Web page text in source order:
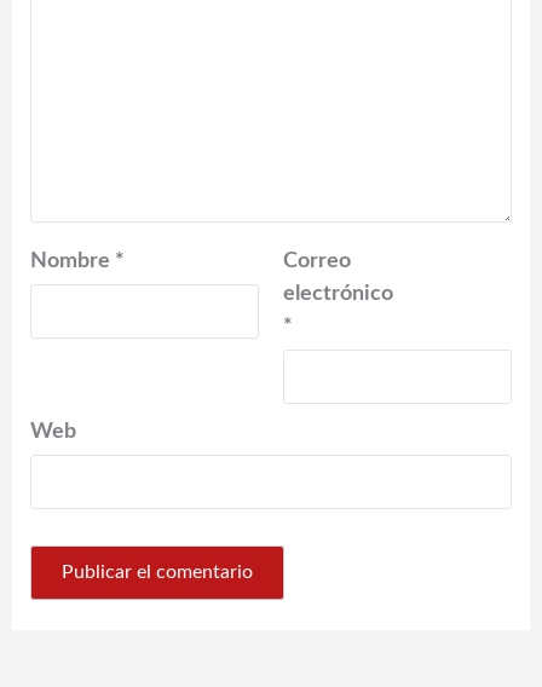
Nombre *
Correo
electrónico
*
Web